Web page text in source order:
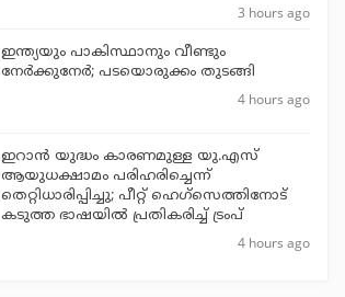
3 hours ago
ഇന്ത്യയും പാകിസ്ഥാനും വീണ്ടും
നേര്‍ക്കുനേര്‍; പടയൊരുക്കം തുടങ്ങി
4 hours ago
ഇറാന്‍ യുദ്ധം കാരണമുള്ള യു.എസ്
ആയുധക്ഷാമം പരിഹരിച്ചെന്ന്
തെറ്റിധാരിപ്പിച്ചു; പീറ്റ് ഹെഗ്‌സെത്തിനോട്
കടുത്ത ഭാഷയില്‍ പ്രതികരിച്ച് ട്രംപ്
4 hours ago